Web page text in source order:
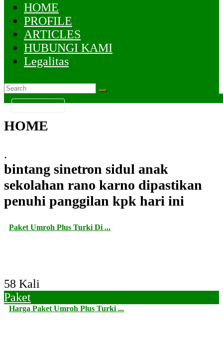
HOME
PROFILE
ARTICLES
HUBUNGI KAMI
Legalitas
KATEGORI
HOME
.
bintang sinetron sidul anak
sekolahan rano karno dipastikan
penuhi panggilan kpk hari ini
Paket Umroh Plus Turki Di ...
58 Kali
Paket
Harga Paket Umroh Plus Turki ...